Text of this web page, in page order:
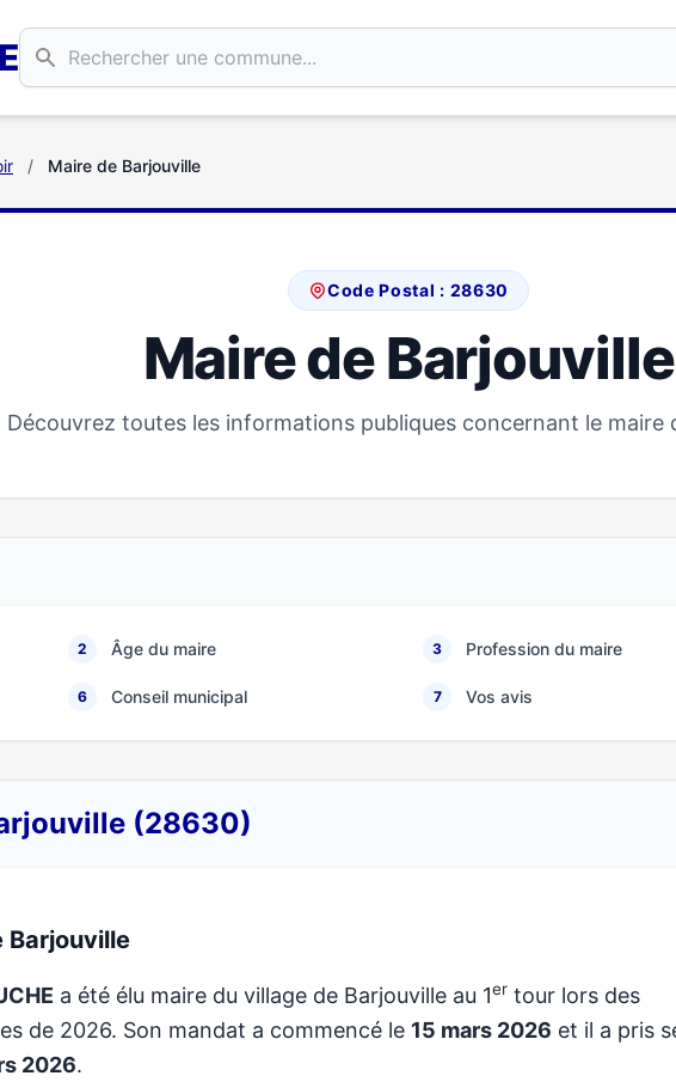
/ Maire de Barjouville
Code Postal : 28630
Maire de Barjouville
Découvrez toutes les informations publiques concernant le maire
2 Âge du maire 3 Profession du maire
6 Conseil municipal 7 Vos avis
(28630)
Barjouville
a été élu maire du village de Barjouville au 1er tour lors des
de 2026. Son mandat a commencé le 15 mars 2026 et il a pris
2026.